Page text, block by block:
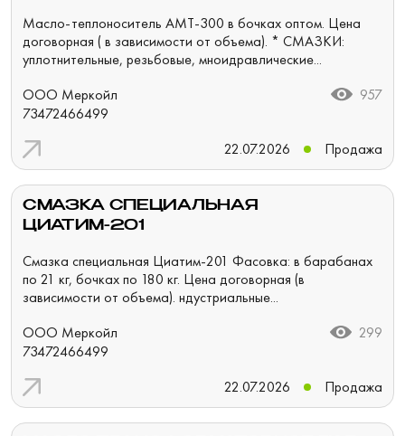
Масло-теплоноситель АМТ-300 в бочках оптом. Цена
договорная ( в зависимости от объема). * СМАЗКИ:
уплотнительные, резьбовые, мноидравлические...
ООО Меркойл
73472466499
957
22.07.2026 Продажа
СМАЗКА СПЕЦИАЛЬНАЯ
ЦИАТИМ-201
Смазка специальная Циатим-201 Фасовка: в барабанах
по 21 кг, бочках по 180 кг. Цена договорная (в
зависимости от объема). ндустриальные...
ООО Меркойл
73472466499
299
22.07.2026 Продажа